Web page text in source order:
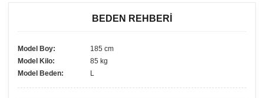
BEDEN REHBERİ
Model Boy:
185 cm
Model Kilo:
85 kg
Model Beden:
L